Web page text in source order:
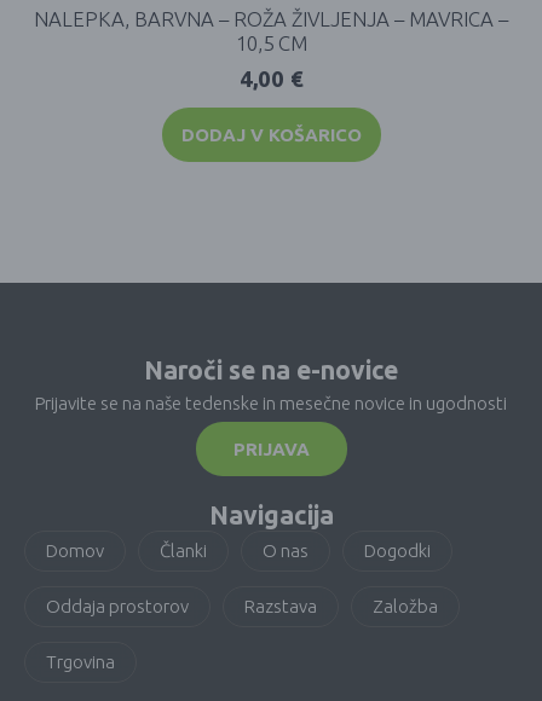
NALEPKA, BARVNA – ROŽA ŽIVLJENJA – MAVRICA –
10,5 CM
4,00 €
DODAJ V KOŠARICO
Naroči se na e-novice
Prijavite se na naše tedenske in mesečne novice in ugodnosti
PRIJAVA
Navigacija
Domov Članki O nas Dogodki
Oddaja prostorov Razstava Založba
Trgovina